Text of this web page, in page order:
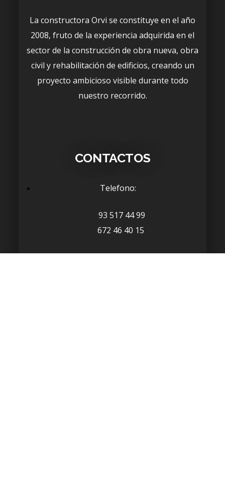
La constructora Orvi se constituye en el año
2008, fruto de la experiencia adquirida en el
sector de la construcción de obra nueva, obra
civil y rehabilitación de edificios, creando un
proyecto ambicioso visible durante todo
nuestro recorrido.
CONTACTOS
Telefono:
93 517 44 99
672 46 40 15
Email: